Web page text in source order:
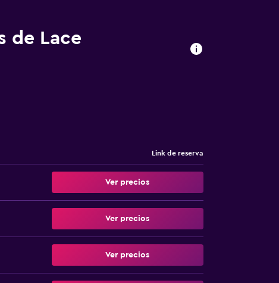
de Lace
Link de reserva
Ver precios
Ver precios
Ver precios